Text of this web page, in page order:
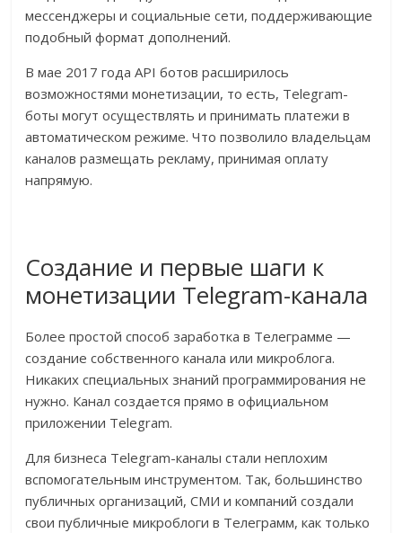
мессенджеры и социальные сети, поддерживающие
подобный формат дополнений.
В мае 2017 года API ботов расширилось
возможностями монетизации, то есть, Telegram-
боты могут осуществлять и принимать платежи в
автоматическом режиме. Что позволило владельцам
каналов размещать рекламу, принимая оплату
напрямую.
Создание и первые шаги к
монетизации Telegram-канала
Более простой способ заработка в Телеграмме —
создание собственного канала или микроблога.
Никаких специальных знаний программирования не
нужно. Канал создается прямо в официальном
приложении Telegram.
Для бизнеса Telegram-каналы стали неплохим
вспомогательным инструментом. Так, большинство
публичных организаций, СМИ и компаний создали
свои публичные микроблоги в Телеграмм, как только